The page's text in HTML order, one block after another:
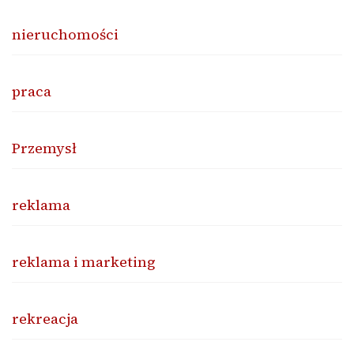
nieruchomości
praca
Przemysł
reklama
reklama i marketing
rekreacja